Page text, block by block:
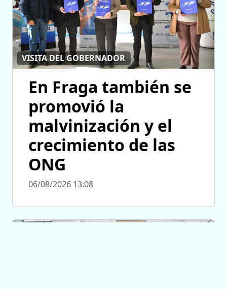
VISITA DEL GOBERNADOR
En Fraga también se
promovió la
malvinización y el
crecimiento de las
ONG
06/08/2026 13:08